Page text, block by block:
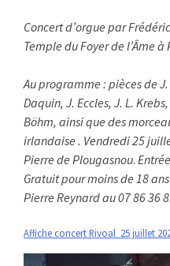
Concert d’orgue par
Temple du Foyer de l’Âme à
Au programme : pièces de J.
Daquin, J. Eccles, J. L.
Böhm, ainsi que des
irlandaise . Vendredi 25
Pierre de Plougasnou.
Gratuit pour moins de 18 ans.
Pierre Reynard au 07 86 36
Affiche concert Rivoal_25 juillet